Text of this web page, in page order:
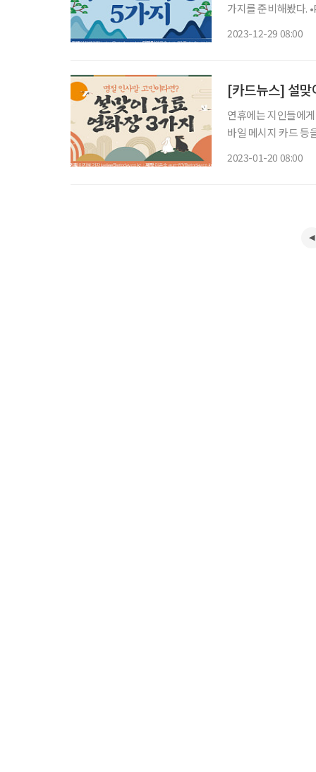
가지를 준비해봤다.
2023-12-29 08:00
[카드뉴스] 설맞
연휴에는 지인들에
바일 메시지 카드 등
2023-01-20 08:00